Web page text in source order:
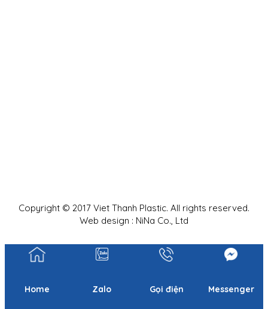
Copyright © 2017 Viet Thanh Plastic. All rights reserved.
Web design : NiNa Co., Ltd
Home Gọi điện
Zalo Messenger